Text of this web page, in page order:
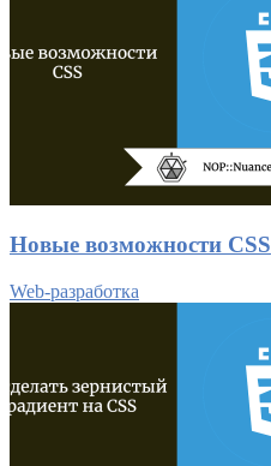
Новые возможности CSS
Web-разработка